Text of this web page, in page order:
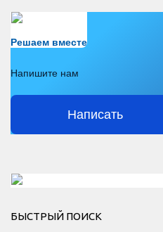
Решаем вместе
Напишите нам
Написать
БЫСТРЫЙ ПОИСК